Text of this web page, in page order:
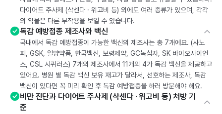
다이어트 주사제 (삭센다 · 위고비 등) 외에도 여러 종류가 있으며, 각각
의 약물은 다른 부작용을 보일 수 있습니다.
독감 예방접종 제조사와 백신
국내에서 독감 예방접종이 가능한 백신의 제조사는 총 7개에요. (사노
피, GSK, 일양약품, 한국백신, 보령제약, GC녹십자, SK 바이오사이언
스, CSL 시퀴러스) 7개의 제조사에서 11개의 4가 독감 백신을 제공하고
있어요. 병원 별 독감 백신 보유 재고가 달라서, 선호하는 제조사, 독감
백신이 있다면 꼭 미리 확인 후 독감 예방접종을 하러 방문해야 해요.
비만 진단과 다이어트 주사제 (삭센다 · 위고비 등) 처방 기
준